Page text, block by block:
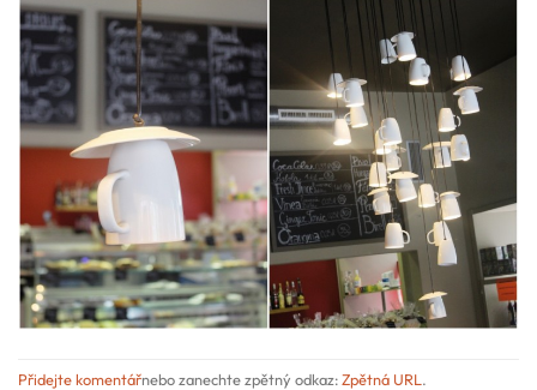
Přidejte komentářnebo zanechte zpětný odkaz:Zpětná URL .